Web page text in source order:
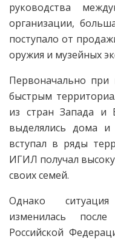
руководства
организации,
поступало от
оружия и музейных
Первоначально
быстрым
из стран Запада и
выделялись дома
вступал в ряды
ИГИЛ получал
своих семей.
Однако
изменилась
Российской